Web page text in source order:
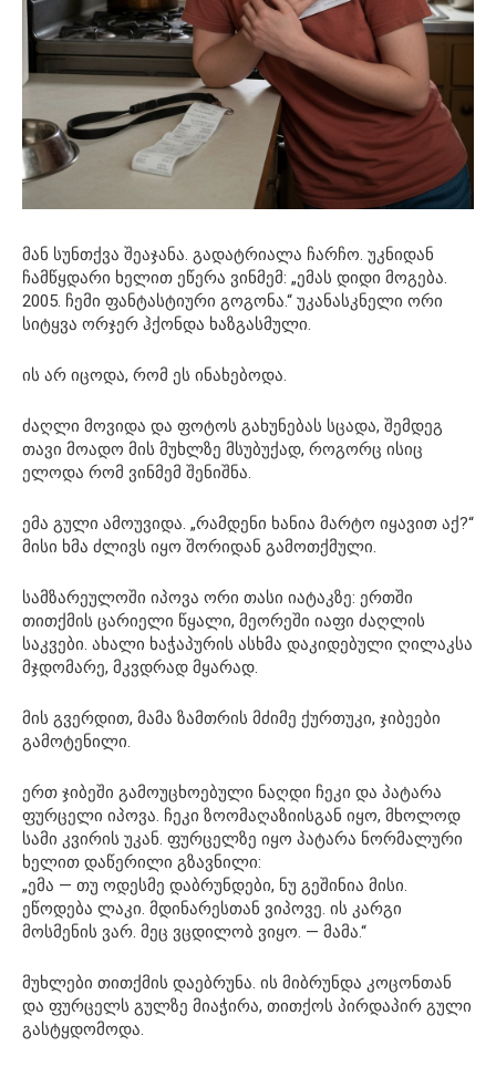
მან სუნთქვა შეაჯანა. გადატრიალა ჩარჩო. უკნიდან
ჩამწყდარი ხელით ეწერა ვინმემ: „ემას დიდი მოგება.
2005. ჩემი ფანტასტიური გოგონა.“ უკანასკნელი ორი
სიტყვა ორჯერ ჰქონდა ხაზგასმული.
ის არ იცოდა, რომ ეს ინახებოდა.
ძაღლი მოვიდა და ფოტოს გახუნებას სცადა, შემდეგ
თავი მოადო მის მუხლზე მსუბუქად, როგორც ისიც
ელოდა რომ ვინმემ შენიშნა.
ემა გული ამოუვიდა. „რამდენი ხანია მარტო იყავით აქ?“
მისი ხმა ძლივს იყო შორიდან გამოთქმული.
სამზარეულოში იპოვა ორი თასი იატაკზე: ერთში
თითქმის ცარიელი წყალი, მეორეში იაფი ძაღლის
საკვები. ახალი ხაჭაპურის ასხმა დაკიდებული ღილაკსა
მჯდომარე, მკვდრად მყარად.
მის გვერდით, მამა ზამთრის მძიმე ქურთუკი, ჯიბეები
გამოტენილი.
ერთ ჯიბეში გამოუცხოებული ნაღდი ჩეკი და პატარა
ფურცელი იპოვა. ჩეკი ზოომაღაზიისგან იყო, მხოლოდ
სამი კვირის უკან. ფურცელზე იყო პატარა ნორმალური
ხელით დაწერილი გზავნილი:
„ემა — თუ ოდესმე დაბრუნდები, ნუ გეშინია მისი.
ეწოდება ლაკი. მდინარესთან ვიპოვე. ის კარგი
მოსმენის ვარ. მეც ვცდილობ ვიყო. — მამა.“
მუხლები თითქმის დაებრუნა. ის მიბრუნდა კოცონთან
და ფურცელს გულზე მიაჭირა, თითქოს პირდაპირ გული
გასტყდომოდა.